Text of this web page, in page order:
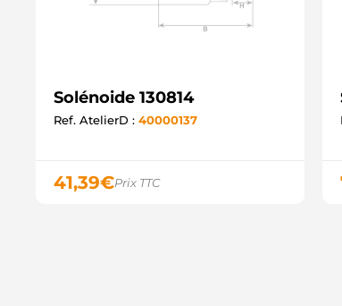
Solénoide 130814
Ref. AtelierD : 40000137
41,39€Prix TTC